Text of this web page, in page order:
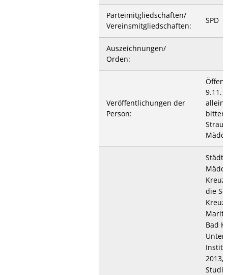
Parteimitgliedschaften/
Vereinsmitgliedschaften:
SPD
Auszeichnungen/
Orden:
Veröffentlichungen der
Person:
die
Bad
2013,